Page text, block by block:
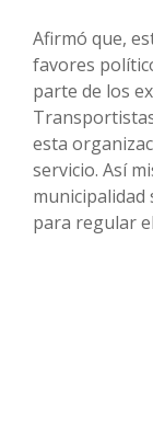
Afirmó que,
favores
parte de los
esta
servicio. Así
municipalidad
para regular